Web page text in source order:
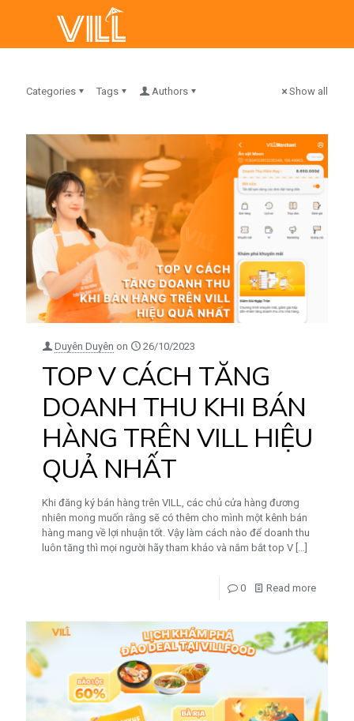
Categories Tags Authors Show all
Duyên Duyên on 26/10/2023
TOP V CÁCH TĂNG
DOANH THU KHI BÁN
HÀNG TRÊN VILL HIỆU
QUẢ NHẤT
Khi đăng ký bán hàng trên VILL, các chủ cửa hàng đương
nhiên mong muốn rằng sẽ có thêm cho mình một kênh bán
hàng mang về lợi nhuận tốt. Vậy làm cách nào để doanh thu
luôn tăng thì mọi người hãy tham khảo và nắm bắt top V
0 Read more